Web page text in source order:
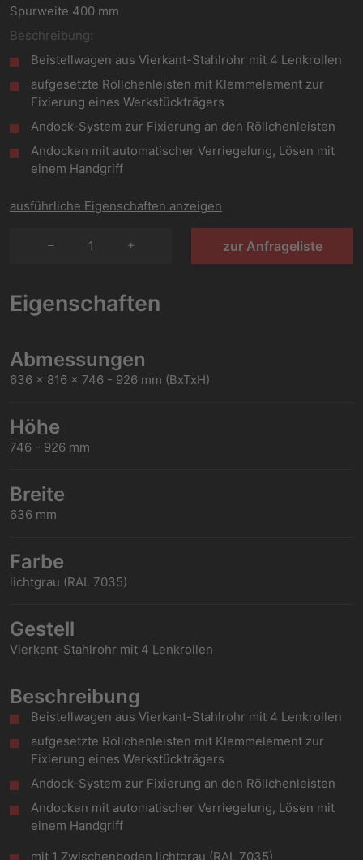
Spurweite 400 mm
Beschreibung:
Beistellwagen aus Vierkant-Stahlrohr mit 4 Lenkrollen
aufgesetzte Röllchenleisten mit Klemmelement zur
Fixierung eines Werkstückträgers
Andock-System zur Fixierung an den Röllchenleisten
Andocken mit automatischer Verriegelung, Lösen mit
einem Handgriff
ausführliche Eigenschaften anzeigen
1 zur Anfrageliste
Eigenschaften
Abmessungen
636 x 816 x 746 - 926 mm (BxTxH)
Höhe
746 - 926 mm
Breite
636 mm
Farbe
lichtgrau (RAL 7035)
Gestell
Vierkant-Stahlrohr mit 4 Lenkrollen
Beschreibung
Beistellwagen aus Vierkant-Stahlrohr mit 4 Lenkrollen
aufgesetzte Röllchenleisten mit Klemmelement zur
Fixierung eines Werkstückträgers
Andock-System zur Fixierung an den Röllchenleisten
Andocken mit automatischer Verriegelung, Lösen mit
einem Handgriff
mit 1 Zwischenboden lichtgrau (RAL 7035)